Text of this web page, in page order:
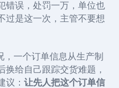
错误，处罚一万，单位也
过是这一次，主管不要想
一个订单信息从生产制
换给自己跟踪交货难题，
议： 让先人把这个订单信